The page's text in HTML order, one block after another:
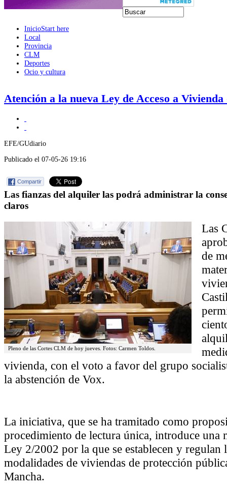
InicioStart here
Local
Provincia
CLM
Deportes
Ocio y cultura
Atención a la nueva Ley de Acceso a
EFE/GUdiario
Publicado el 07-05-26 19:16
Compartir
Las fianzas del alquiler las podrá administrar la
claros
Pleno de las Cortes CLM de hoy jueves. Fotos: Carmen Toldos.
Las
de
vivienda, con el voto a favor del grupo
la abstención de Vox.
La iniciativa, que se ha tramitado como
procedimiento de lectura única, introduce una
Ley 2/2002 por la que se establecen y regulan
modalidades de viviendas de protección
Mancha.